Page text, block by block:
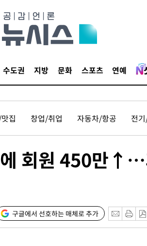
수도권 지방 문화 스포츠 연예
집 창업/취업 자동차/항공 전
회원 450만
구글에서 선호하는 매체로 추가